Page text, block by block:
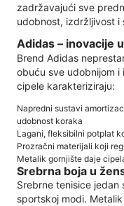
zadržavajući sve
udobnost, izdržljivost i
Adidas – inovacije
Brend Adidas
obuću sve udobnijom i
cipele karakteriziraju:
Napredni sustavi
udobnost koraka
Lagani, fleksibilni potplat
Prozračni materijali koji
Metalik gornjište daje
Srebrna boja u
Srebrne tenisice
sportskoj modi.